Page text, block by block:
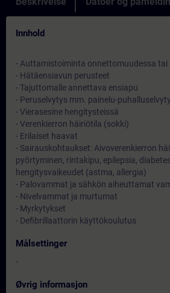
Innhold
- Auttamistoiminta onnettomuudessa tai
- Hätäensiavun perusteet
- Tajuttomalle annettava ensiapu
- Peruselvytys mm. painelu-
- Vierasesine hengitysteissä
- Verenkierron häiriötila (sokki)
- Erilaiset haavat
- Sairauskohtaukset: Aivoverenkierron
pyörtyminen, rintakipu, epilepsia,
hengitysvaikeudet (astma, allergia)
- Palovammat ja sähkön aiheuttamat
- Nivelvammat ja murtumat
- Myrkytykset
- Defibrillaattorin käyttökoulutus
Målsettinger
-
Øvrig informasjon